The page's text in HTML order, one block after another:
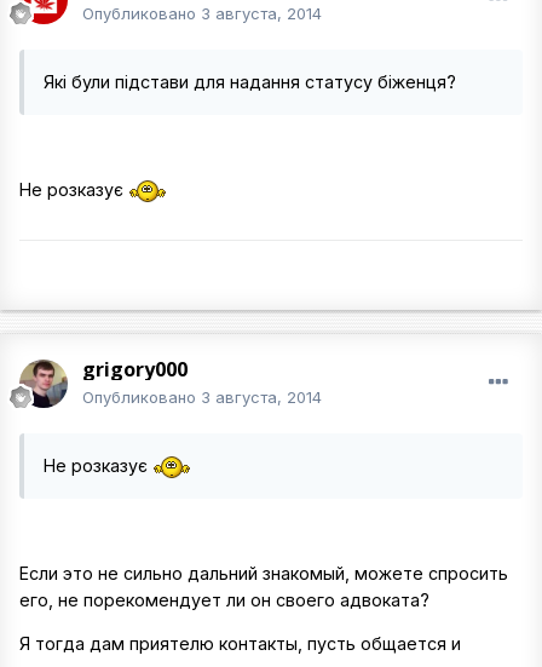
Опубликовано 3 августа, 2014
Які були підстави для надання статусу біженця?
Не розказує
grigory000
Опубликовано 3 августа, 2014
Не розказує
Если это не сильно дальний знакомый, можете спросить
его, не порекомендует ли он своего адвоката?
Я тогда дам приятелю контакты, пусть общается и